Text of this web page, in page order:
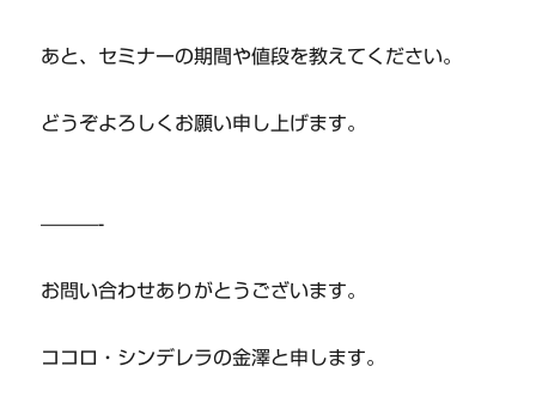
あと、セミナーの期間や値段を教えてください。
どうぞよろしくお願い申し上げます。
———-
お問い合わせありがとうございます。
ココロ・シンデレラの金澤と申します。